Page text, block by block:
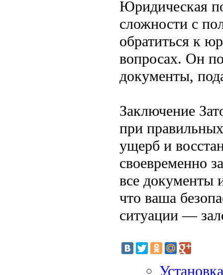
Юридическая
сложности с
обратиться к
вопросах. Он
документы,
Заключение
при
ущерб и
своевременно
все документы
что ваша
ситуации —